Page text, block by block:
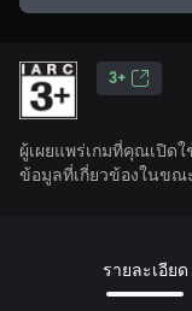
3+
ผู้เผยแพร่เกมที่คุณเปิด
ข้อมูลที่เกี่ยวข้องในข
รายละเอียด